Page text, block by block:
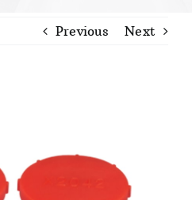
Previous Next